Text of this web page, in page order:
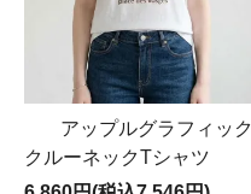
アップルグラフィック
クルーネックTシャツ